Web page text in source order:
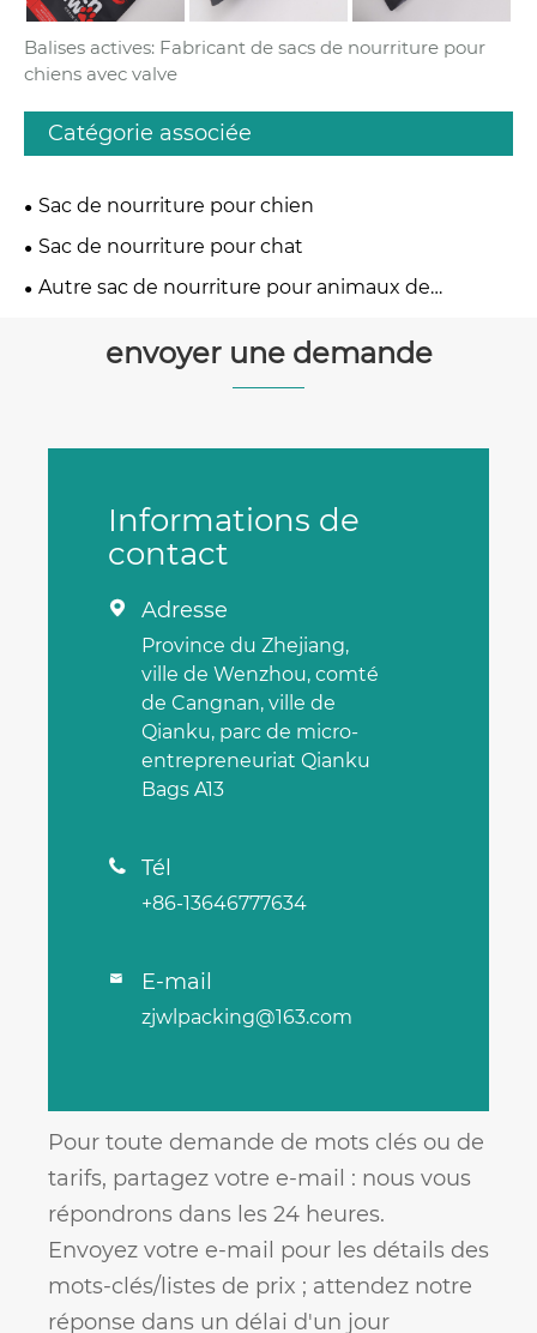
Balises actives: Fabricant de sacs de nourriture pour
chiens avec valve
Catégorie associée
Sac de nourriture pour chien
Sac de nourriture pour chat
Autre sac de nourriture pour animaux de
envoyer une demande
Informations de
contact
 Adresse
Province du Zhejiang,
ville de Wenzhou, comté
de Cangnan, ville de
Qianku, parc de micro-
entrepreneuriat Qianku
Bags A13
 Tél
+86-13646777634
 E-mail
zjwlpacking@163.com
Pour toute demande de mots clés ou de
tarifs, partagez votre e-mail : nous vous
répondrons dans les 24 heures.
Envoyez votre e-mail pour les détails des
mots-clés/listes de prix ; attendez notre
réponse dans un délai d'un jour